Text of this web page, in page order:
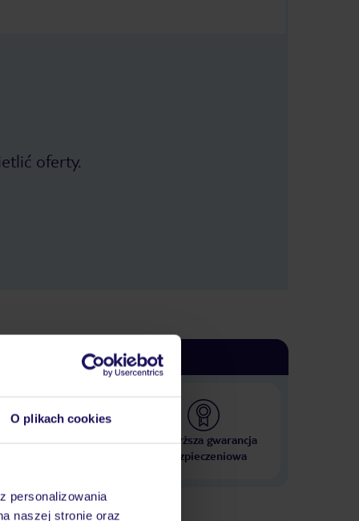
O plikach cookies
personalizowania
naszej stronie oraz
oferty.
Najwyższa gwarancja
ubezpieczeniowa